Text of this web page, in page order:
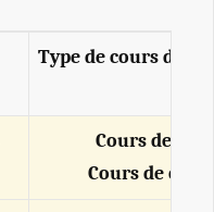
Type de cours de
Cours de
Cours de